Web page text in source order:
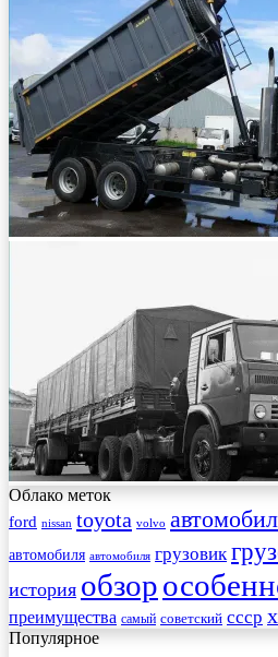
Облако меток
ford nissan toyota volvo
автомобиля автомобиля грузовик
история обзор
преимущества самый советский ссср
Популярное